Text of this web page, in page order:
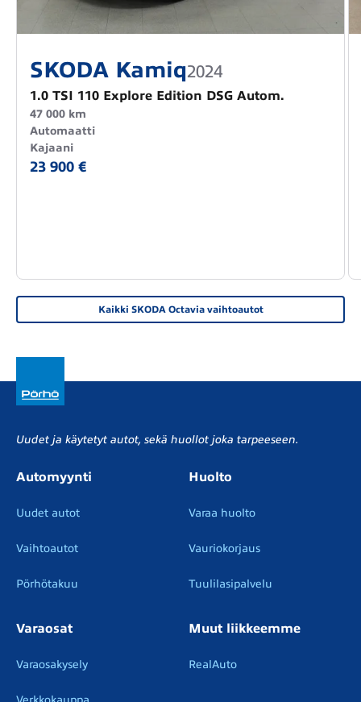
SKODA Kamiq2024
1.0 TSI 110 Explore Edition DSG Autom.
47 000 km
Automaatti
Kajaani
23 900 €
Kaikki SKODA Octavia vaihtoautot
Uudet ja käytetyt autot, sekä huollot joka tarpeeseen.
Automyynti
Uudet autot
Vaihtoautot
Pörhötakuu
Huolto
Varaa huolto
Vauriokorjaus
Tuulilasipalvelu
Varaosat
Varaosakysely
Muut liikkeemme
RealAuto